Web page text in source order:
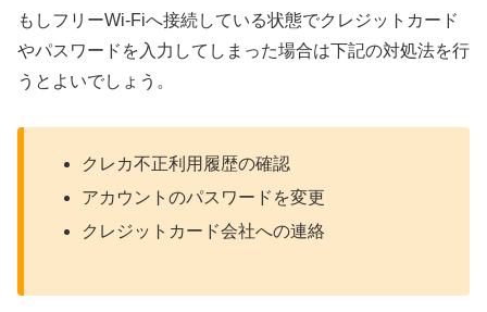
もしフリーWi-Fiへ接続している状態でクレジットカード
やパスワードを入力してしまった場合は下記の対処法を行
うとよいでしょう。
クレカ不正利用履歴の確認
アカウントのパスワードを変更
クレジットカード会社への連絡